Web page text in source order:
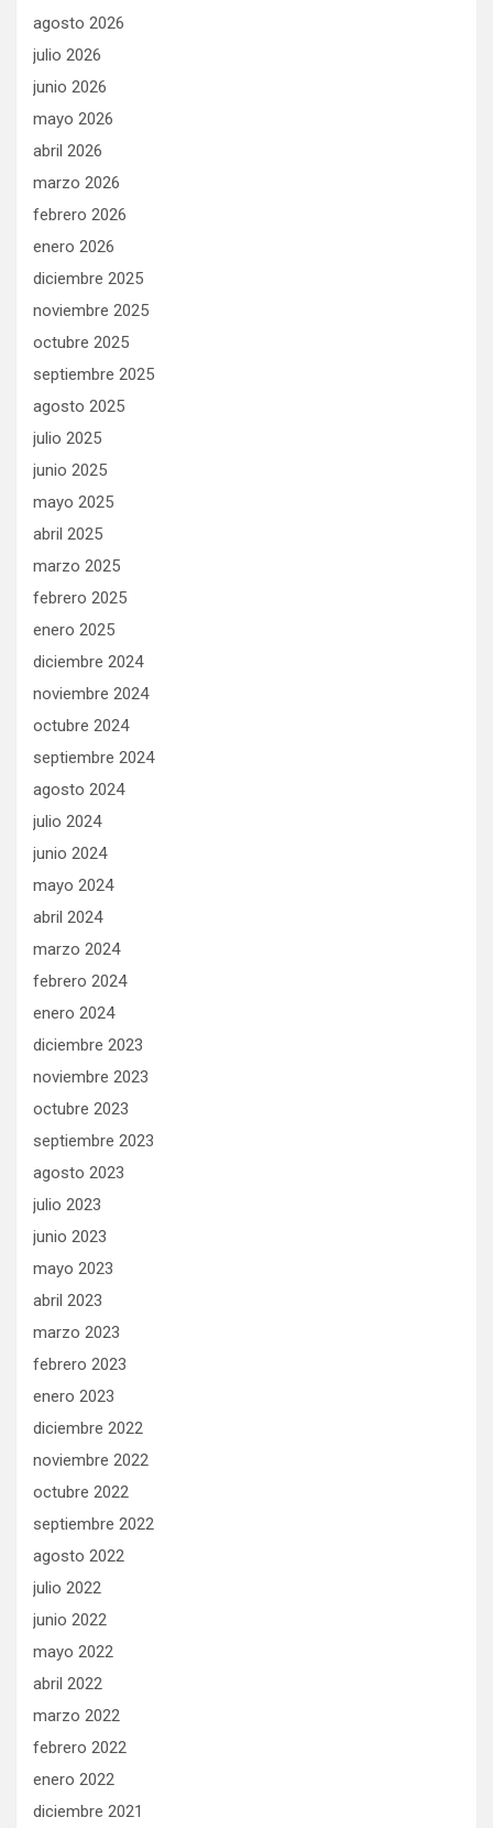
agosto 2026
julio 2026
junio 2026
mayo 2026
abril 2026
marzo 2026
febrero 2026
enero 2026
diciembre 2025
noviembre 2025
octubre 2025
septiembre 2025
agosto 2025
julio 2025
junio 2025
mayo 2025
abril 2025
marzo 2025
febrero 2025
enero 2025
diciembre 2024
noviembre 2024
octubre 2024
septiembre 2024
agosto 2024
julio 2024
junio 2024
mayo 2024
abril 2024
marzo 2024
febrero 2024
enero 2024
diciembre 2023
noviembre 2023
octubre 2023
septiembre 2023
agosto 2023
julio 2023
junio 2023
mayo 2023
abril 2023
marzo 2023
febrero 2023
enero 2023
diciembre 2022
noviembre 2022
octubre 2022
septiembre 2022
agosto 2022
julio 2022
junio 2022
mayo 2022
abril 2022
marzo 2022
febrero 2022
enero 2022
diciembre 2021